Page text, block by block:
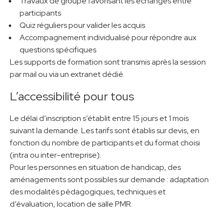
participants
Quiz réguliers pour valider les acquis
Accompagnement individualisé pour répondre aux
questions spécifiques
Les supports de formation sont transmis après la session
par mail ou via un extranet dédié.
L’accessibilité pour tous
Le délai d’inscription s’établit entre 15 jours et 1 mois
suivant la demande. Les tarifs sont établis sur devis, en
fonction du nombre de participants et du format choisi
(intra ou inter-entreprise).
Pour les personnes en situation de handicap, des
aménagements sont possibles sur demande : adaptation
des modalités pédagogiques, techniques et
d’évaluation, location de salle PMR.